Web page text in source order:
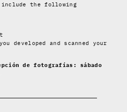
the following
developed and scanned your
de fotografías: sábado